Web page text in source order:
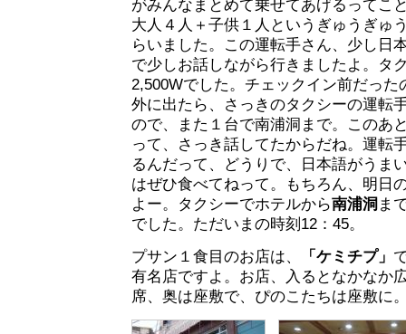
がみんなまとめて乗せてあげるってこ
大人４人＋子供１人というぎゅうぎゅ
らいました。この運転手さん、少し日
で少しお話しながら行きましたよ。タ
2,500Wでした。チェックイン前だっ
外に出たら、さっきのタクシーの運転
ので、また１台で南浦洞まで。このあ
って、さっき話してたからだね。運転
るんだって、どうりで、日本語がうま
はぜひ食べてねって。もちろん、明日
よー。タクシーでホテルから南浦洞 ま
でした。ただいまの時刻12：45。
プサン１食目のお店は、
「ケミチプ」
有名店ですよ。お店、入るとなかなか
席、奥は座敷で、ぴのこたちは座敷に